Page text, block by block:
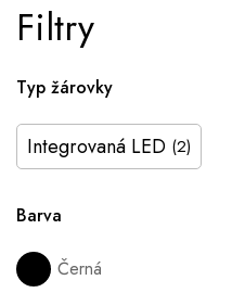
Filtry
Typ žárovky
Integrovaná LED (2)
Barva
Černá